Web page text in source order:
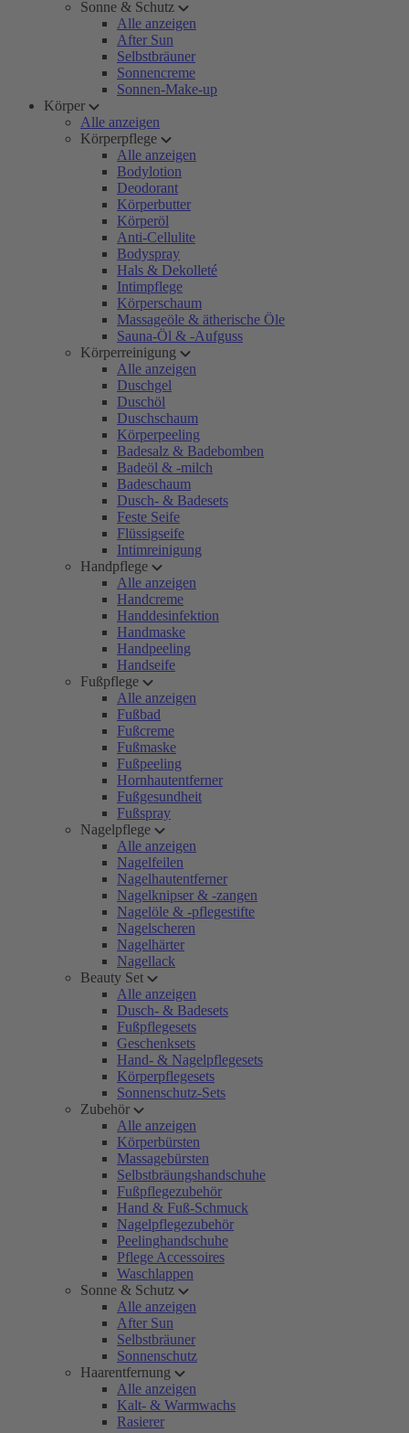
Sonne & Schutz
Alle anzeigen
After Sun
Selbstbräuner
Sonnencreme
Sonnen-Make-up
Körper
Alle anzeigen
Körperpflege
Alle anzeigen
Bodylotion
Deodorant
Körperbutter
Körperöl
Anti-Cellulite
Bodyspray
Hals & Dekolleté
Intimpflege
Körperschaum
Massageöle & ätherische Öle
Sauna-Öl & -Aufguss
Körperreinigung
Alle anzeigen
Duschgel
Duschöl
Duschschaum
Körperpeeling
Badesalz & Badebomben
Badeöl & -milch
Badeschaum
Dusch- & Badesets
Feste Seife
Flüssigseife
Intimreinigung
Handpflege
Alle anzeigen
Handcreme
Handdesinfektion
Handmaske
Handpeeling
Handseife
Fußpflege
Alle anzeigen
Fußbad
Fußcreme
Fußmaske
Fußpeeling
Hornhautentferner
Fußgesundheit
Fußspray
Nagelpflege
Alle anzeigen
Nagelfeilen
Nagelhautentferner
Nagelknipser & -zangen
Nagelöle & -pflegestifte
Nagelscheren
Nagelhärter
Nagellack
Beauty Set
Alle anzeigen
Dusch- & Badesets
Fußpflegesets
Geschenksets
Hand- & Nagelpflegesets
Körperpflegesets
Sonnenschutz-Sets
Zubehör
Alle anzeigen
Körperbürsten
Massagebürsten
Selbstbräungshandschuhe
Fußpflegezubehör
Hand & Fuß-Schmuck
Nagelpflegezubehör
Peelinghandschuhe
Pflege Accessoires
Waschlappen
Sonne & Schutz
Alle anzeigen
After Sun
Selbstbräuner
Sonnenschutz
Haarentfernung
Alle anzeigen
Kalt- & Warmwachs
Rasierer